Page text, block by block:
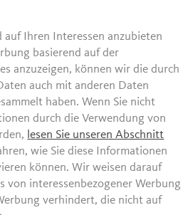
auf Ihren Interessen anzubieten
basierend auf der
anzuzeigen, können wir die durch
auch mit anderen Daten
haben. Wenn Sie nicht
durch die Verwendung von
lesen Sie unseren Abschnitt
wie Sie diese Informationen
können. Wir weisen darauf
von interessenbezogener Werbung
verhindert, die nicht auf